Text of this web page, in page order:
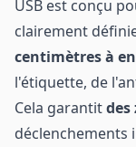
USB est conçu
clairement
centimètres à
l'étiquette, de
Cela garantitdes
déclenchements